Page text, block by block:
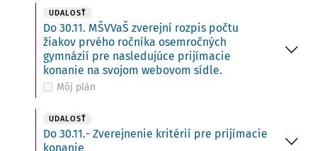
UDALOSŤ
Do 30.11. MŠVVaŠ zverejní rozpis počtu
žiakov prvého ročníka osemročných
gymnázií pre nasledujúce prijímacie
konanie na svojom webovom sídle.
Môj plán
UDALOSŤ
Do 30.11.- Zverejnenie kritérií pre prijímacie
konanie